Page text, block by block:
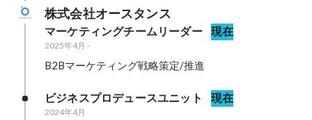
株式会社オースタンス
マーケティングチームリーダー 現在
2025年4月 -
B2Bマーケティング戦略策定/推進
ビジネスプロデュースユニット 現在
2024年4月